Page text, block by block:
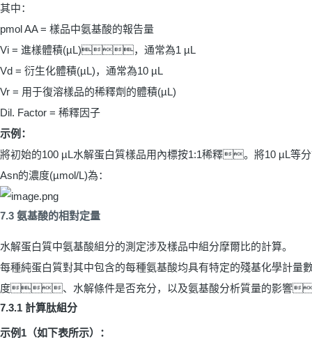
其中：
pmol AA = 樣品中氨基酸的報告量
Vi = 進樣體積(µL)，通常為1 µL
Vd = 衍生化體積(µL)，通常為10 µL
Vr = 用于復溶樣品的稀釋劑的體積(µL)
Dil. Factor = 稀釋因子
示例：
將初始的100 µL水解蛋白質樣品用內標按1:1稀釋。將10 µL等
Asn的濃度(µmol/L)為：
7.3 氨基酸的相對定量
水解蛋白質中氨基酸組分的測定涉及樣品中組分摩爾比的計算。
每種純蛋白質對其中包含的每種氨基酸均具有特定的殘基化學
度、水解條件是否充分，以及氨基酸分析質量的影響
7.3.1 計算肽組分
示例 1 （如下表所示）：